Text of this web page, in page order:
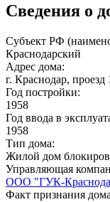
Сведения о
Субъект РФ
Краснодарский
Адрес дома:
г. Краснодар,
Год постройки:
1958
Год ввода в
1958
Тип дома:
Жилой дом
Управляющая
ООО "ГУК-
Факт признания